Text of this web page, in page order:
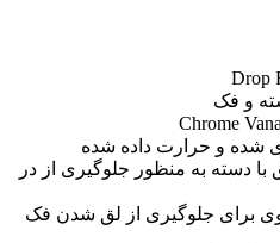
و فک
شده و حرارت داده شده
دسته به منظور جلوگیری از در
برای جلوگیری از لق شدن فک